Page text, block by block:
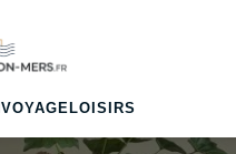
VOYAGE LOISIRS